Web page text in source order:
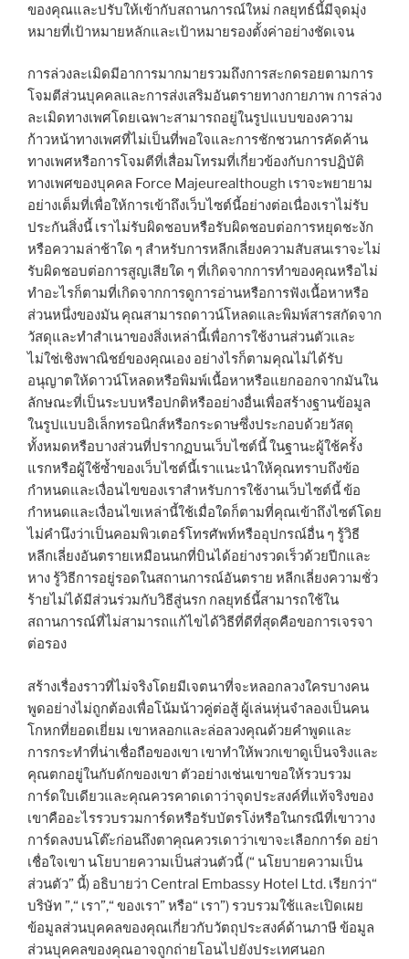
ของคุณและปรับให้เข้ากับสถานการณ์ใหม่ กลยุทธ์นี้มีจุดมุ่ง
หมายที่เป้าหมายหลักและเป้าหมายรองตั้งค่าอย่างชัดเจน
การล่วงละเมิดมีอาการมากมายรวมถึงการสะกดรอยตามการ
โจมตีส่วนบุคคลและการส่งเสริมอันตรายทางกายภาพ การล่วง
ละเมิดทางเพศโดยเฉพาะสามารถอยู่ในรูปแบบของความ
ก้าวหน้าทางเพศที่ไม่เป็นที่พอใจและการชักชวนการคัดค้าน
ทางเพศหรือการโจมตีที่เสื่อมโทรมที่เกี่ยวข้องกับการปฏิบัติ
ทางเพศของบุคคล Force Majeurealthough เราจะพยายาม
อย่างเต็มที่เพื่อให้การเข้าถึงเว็บไซต์นี้อย่างต่อเนื่องเราไม่รับ
ประกันสิ่งนี้ เราไม่รับผิดชอบหรือรับผิดชอบต่อการหยุดชะงัก
หรือความล่าช้าใด ๆ สำหรับการหลีกเลี่ยงความสับสนเราจะไม่
รับผิดชอบต่อการสูญเสียใด ๆ ที่เกิดจากการทำของคุณหรือไม่
ทำอะไรก็ตามที่เกิดจากการดูการอ่านหรือการฟังเนื้อหาหรือ
ส่วนหนึ่งของมัน คุณสามารถดาวน์โหลดและพิมพ์สารสกัดจาก
วัสดุและทำสำเนาของสิ่งเหล่านี้เพื่อการใช้งานส่วนตัวและ
ไม่ใช่เชิงพาณิชย์ของคุณเอง อย่างไรก็ตามคุณไม่ได้รับ
อนุญาตให้ดาวน์โหลดหรือพิมพ์เนื้อหาหรือแยกออกจากมันใน
ลักษณะที่เป็นระบบหรือปกติหรืออย่างอื่นเพื่อสร้างฐานข้อมูล
ในรูปแบบอิเล็กทรอนิกส์หรือกระดาษซึ่งประกอบด้วยวัสดุ
ทั้งหมดหรือบางส่วนที่ปรากฏบนเว็บไซต์นี้ ในฐานะผู้ใช้ครั้ง
แรกหรือผู้ใช้ซ้ำของเว็บไซต์นี้เราแนะนำให้คุณทราบถึงข้อ
กำหนดและเงื่อนไขของเราสำหรับการใช้งานเว็บไซต์นี้ ข้อ
กำหนดและเงื่อนไขเหล่านี้ใช้เมื่อใดก็ตามที่คุณเข้าถึงไซต์โดย
ไม่คำนึงว่าเป็นคอมพิวเตอร์โทรศัพท์หรืออุปกรณ์อื่น ๆ รู้วิธี
หลีกเลี่ยงอันตรายเหมือนนกที่บินได้อย่างรวดเร็วด้วยปีกและ
หาง รู้วิธีการอยู่รอดในสถานการณ์อันตราย หลีกเลี่ยงความชั่ว
ร้ายไม่ได้มีส่วนร่วมกับวิธีสู่นรก กลยุทธ์นี้สามารถใช้ใน
สถานการณ์ที่ไม่สามารถแก้ไขได้วิธีที่ดีที่สุดคือขอการเจรจา
ต่อรอง
สร้างเรื่องราวที่ไม่จริงโดยมีเจตนาที่จะหลอกลวงใครบางคน
พูดอย่างไม่ถูกต้องเพื่อโน้มน้าวคู่ต่อสู้ ผู้เล่นหุ่นจำลองเป็นคน
โกหกที่ยอดเยี่ยม เขาหลอกและล่อลวงคุณด้วยคำพูดและ
การกระทำที่น่าเชื่อถือของเขา เขาทำให้พวกเขาดูเป็นจริงและ
คุณตกอยู่ในกับดักของเขา ตัวอย่างเช่นเขาขอให้รวบรวม
การ์ดใบเดียวและคุณควรคาดเดาว่าจุดประสงค์ที่แท้จริงของ
เขาคืออะไรรวบรวมการ์ดหรือรับบัตรโง่หรือในกรณีที่เขาวาง
การ์ดลงบนโต๊ะก่อนถึงตาคุณควรเดาว่าเขาจะเลือกการ์ด อย่า
เชื่อใจเขา นโยบายความเป็นส่วนตัวนี้ (“ นโยบายความเป็น
ส่วนตัว” นี้) อธิบายว่า Central Embassy Hotel Ltd. เรียกว่า“
บริษัท ”,“ เรา”,“ ของเรา” หรือ“ เรา”) รวบรวมใช้และเปิดเผย
ข้อมูลส่วนบุคคลของคุณเกี่ยวกับวัตถุประสงค์ด้านภาษี ข้อมูล
ส่วนบุคคลของคุณอาจถูกถ่ายโอนไปยังประเทศนอก